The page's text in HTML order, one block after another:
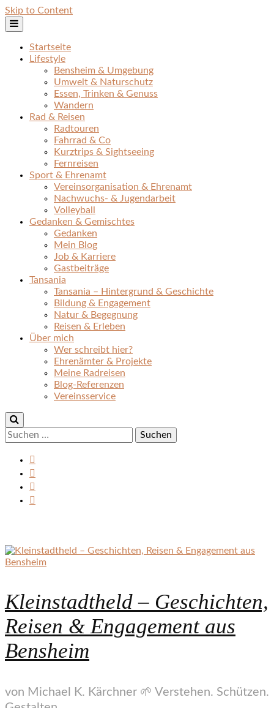
Skip to Content
Startseite
Lifestyle
Bensheim & Umgebung
Umwelt & Naturschutz
Essen, Trinken & Genuss
Wandern
Rad & Reisen
Radtouren
Fahrrad & Co
Kurztrips & Sightseeing
Fernreisen
Sport & Ehrenamt
Vereinsorganisation & Ehrenamt
Nachwuchs- & Jugendarbeit
Volleyball
Gedanken & Gemischtes
Gedanken
Mein Blog
Job & Karriere
Gastbeiträge
Tansania
Tansania – Hintergrund & Geschichte
Bildung & Engagement
Natur & Begegnung
Reisen & Erleben
Über mich
Wer schreibt hier?
Ehrenämter & Projekte
Meine Radreisen
Blog-Referenzen
Vereinsservice
Suchen
nach:
Kleinstadtheld – Geschichten,
Reisen & Engagement aus
Bensheim
von Michael K. Kärchner 🌱 Verstehen. Schützen.